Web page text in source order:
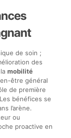
de soin ;
des
mobilité
être général
de première
bénéfices se
l’arène.
ou
proactive en